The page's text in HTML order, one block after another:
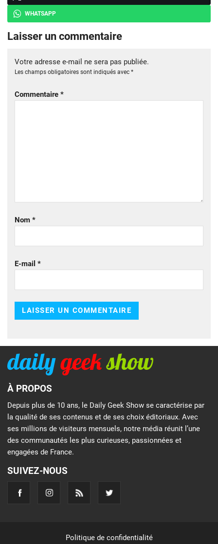
WHATSAPP
Laisser un commentaire
Votre adresse e-mail ne sera pas publiée.
Les champs obligatoires sont indiqués avec *
Commentaire *
Nom *
E-mail *
À PROPOS
Depuis plus de 10 ans, le Daily Geek Show se caractérise par
la qualité de ses contenus et de ses choix éditoriaux. Avec
ses millions de visiteurs mensuels, notre média réunit l’une
des communautés les plus curieuses, passionnées et
engagées de France.
SUIVEZ-NOUS
Politique de confidentialité